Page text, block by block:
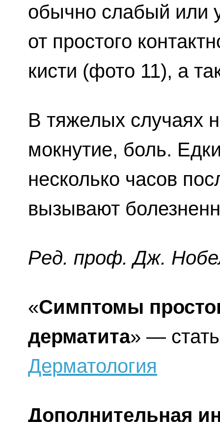
обычно слабый или
от простого
кисти (фото 11), а
В тяжелых случаях
мокнутие, боль.
несколько часов
вызывают
Ред. проф. Дж.
«Симптомы
дерматита» —
Дерматология
Дополнительная